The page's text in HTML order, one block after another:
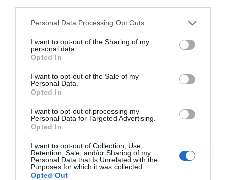
Personal Data Processing Opt Outs
I want to opt-out of the Sharing of my
personal data.
Opted In
I want to opt-out of the Sale of my
Personal Data.
Opted In
I want to opt-out of processing my
Personal Data for Targeted Advertising.
Opted In
I want to opt-out of Collection, Use,
Retention, Sale, and/or Sharing of my
Personal Data that Is Unrelated with the
Purposes for which it was collected.
Opted Out
2P
Fórmula 1
Añadir 2Playbook
como fuente preferida de Google
ACTIVAR AHORA
Compartir